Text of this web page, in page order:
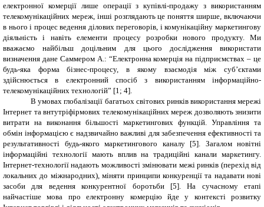
електронної комерції лише операції з купівлі-продажу з використанням
телекомунікаційних мереж, інші розглядають це поняття ширше, включаючи
в нього і процес ведення ділових переговорів, і комунікаційну маркетингову
діяльність і навіть елементи процесу розробки нового продукту. Ми
вважаємо найбільш доцільним для цього дослідження використати
визначення дане Саммером А.: “Електронна комерція на підприємствах – це
будь-яка форма бізнес-процесу, в якому взаємодія між суб’єктами
здійснюється в електронний спосіб з використанням інформаційно-
телекомунікаційних технологій” [1; 4].
В умовах глобалізації багатьох світових ринків використання мережі
Інтернет та внтутріфірмових телекомунікаційних мереж дозволяють знизити
витрати на виконання більшості маркетингових функцій. Управління та
обмін інформацією є надзвичайно важливі для забезпечення ефективності та
результативності будь-якого маркетингового каналу [5]. Загалом новітні
інформаційні технології мають вплив на традиційні канали маркетингу.
Інтернет-технології надають можливості змінювати межі ринків (перехід від
локальних до міжнародних), міняти принципи конкуренції та надавати нові
засоби для ведення конкурентної боротьби [5]. На сучасному етапі
найчастіше мова про електронну комерцію йде у контексті розвитку